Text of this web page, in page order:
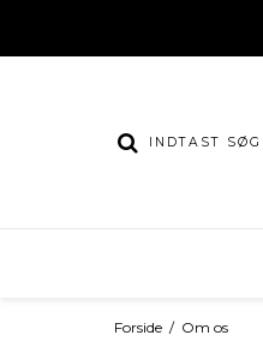
Forside / Om os